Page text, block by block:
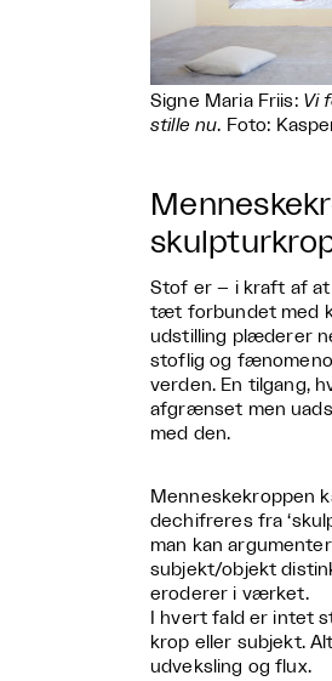
Signe Maria Friis: Vi
stille nu. Foto:
Stof er – i kraft af
tæt forbundet med
udstilling plæderer
stoflig og
verden. En tilgang,
afgrænset men
med den.
Menneskekroppen
dechifreres fra
man kan
subjekt/objekt
eroderer i værket.
I hvert fald er intet
krop eller subjekt.
udveksling og flux.